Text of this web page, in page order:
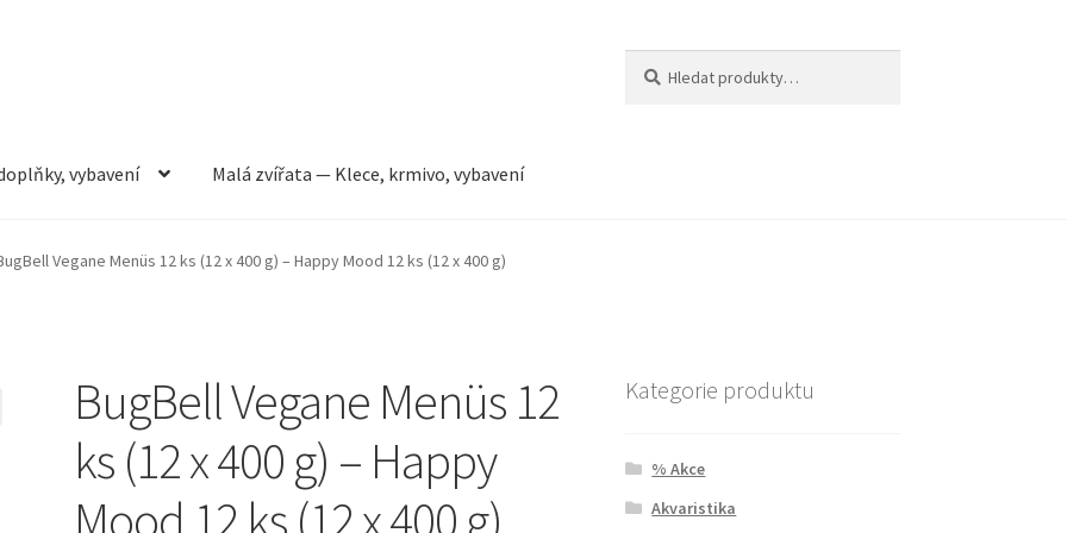
vybavení Malá zvířata — Klece, krmivo, vybavení
vybavení Můj účet Obchod Pokladna Vše pro kočky
Vegane Menüs 12 ks (12 x 400 g) – Happy Mood 12 ks (12 x 400 g)
BugBell Vegane Menüs 12
ks (12 x 400 g) – Happy
Mood 12 ks (12 x 400 g)
Kategorie produktu
% Akce
Akvaristika